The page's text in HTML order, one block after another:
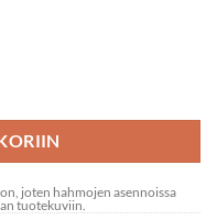
joten hahmojen asennoissa
tuotekuviin.